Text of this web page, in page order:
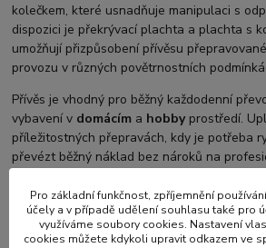
kolečkem, které usnadňuje manipulaci s
dispozici je překrývací plachta a plachta s
umožňují přizpůsobení přívěsu
provozu v různých povětrnostních
Přívěs je vhodný pro běžný každodenní
vybavení v domácím a hobby prostředí.
příležitostných přepravách, kdy je potřeba
převézt běžný náklad bez nároků na
Parametry
Pro základní funkčnost, zpříjemnění
účely a v případě udělení souhlasu také pro
využíváme soubory cookies. Nastavení
cookies můžete kdykoli upravit odkazem ve